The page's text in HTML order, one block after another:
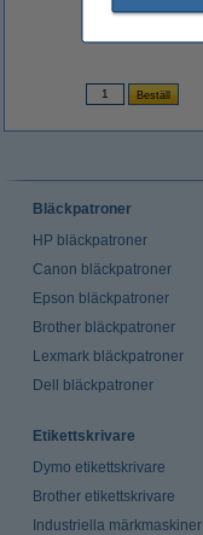
Bläckpatroner
HP bläckpatroner
Canon bläckpatroner
Epson bläckpatroner
Brother bläckpatroner
Lexmark bläckpatroner
Dell bläckpatroner
Etikettskrivare
Dymo etikettskrivare
Brother etikettskrivare
Industriella märkmaskiner